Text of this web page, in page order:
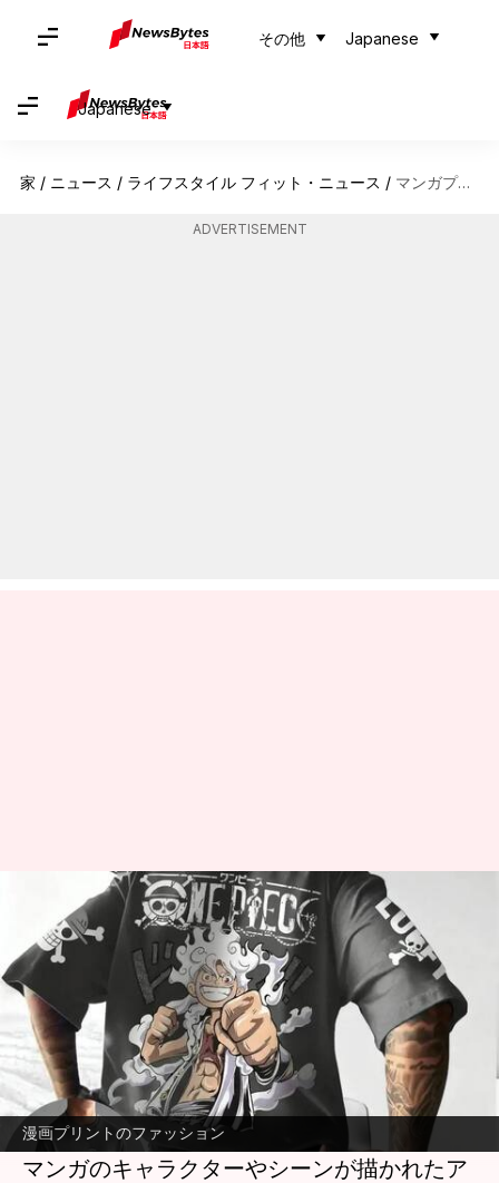
その他 Japanese
Japanese
家 / ニュース / ライフスタイル フィット・ニュース / マンガプリントアクセサリーでスタイルを格上げ
ADVERTISEMENT
漫画プリントのファッション
マンガプリントアクセサリーで
スタイルを格上げ
著者 Keito Komeda Jul 03, 2026 10:16 am
どんな話なの
ファッションの世界では、個性を表現する方
法が多様化しています。その中でも、マンガ
プリントアクセサリーは注目されています。
マンガのキャラクターやシーンが描かれたア